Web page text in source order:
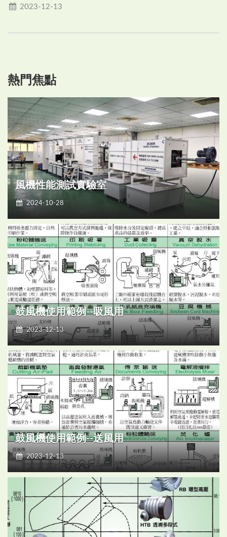
2023-12-13
熱門焦點
風機性能測試實驗室
2024-10-28
鼓風機使用範例--吸風用
2023-12-13
鼓風機使用範例--送風用
2023-12-13